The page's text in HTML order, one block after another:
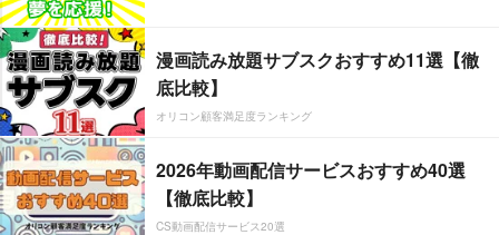
漫画読み放題サブスクおすすめ11選【徹
底比較】
オリコン顧客満足度ランキング
2026年動画配信サービスおすすめ40選
【徹底比較】
CS動画配信サービス20選